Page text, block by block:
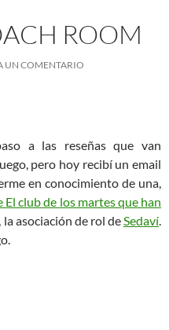
ROOM
UN COMENTARIO
a las reseñas que van
pero hoy recibí un email
en conocimiento de una,
El club de los martes que han
, la asociación de rol deSedaví.